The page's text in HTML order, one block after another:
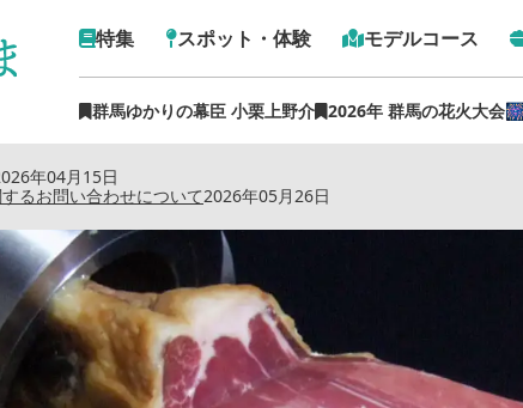
特集 スポット・体験 モデルコース
群馬ゆかりの幕臣 小栗上野介 2026年 群馬の花火大会
年04月15日
2026年05月26日
するお問い合わせについて
トップ›特集記事